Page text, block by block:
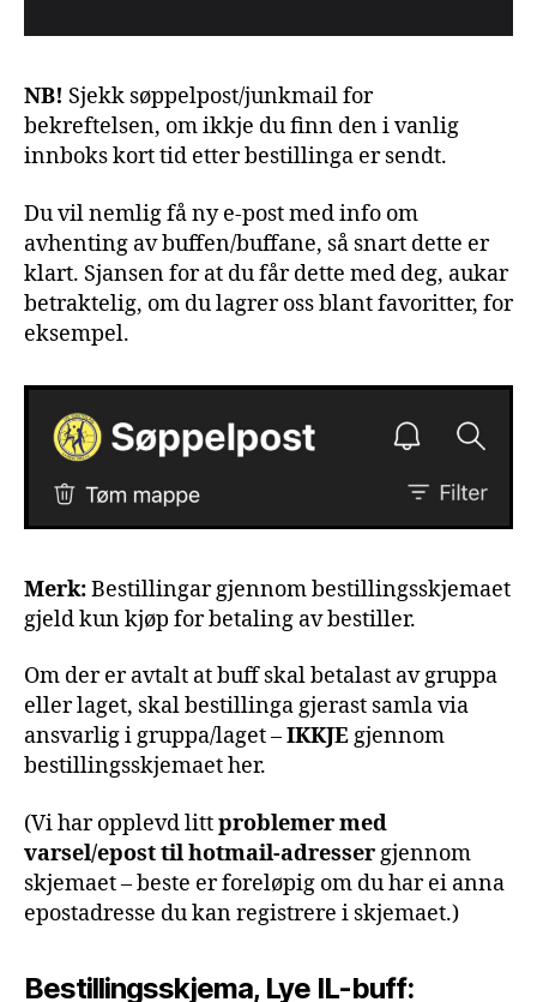
NB! Sjekk søppelpost/junkmail for
bekreftelsen, om ikkje du finn den i vanlig
innboks kort tid etter bestillinga er sendt.
Du vil nemlig få ny e-post med info om
avhenting av buffen/buffane, så snart dette er
klart. Sjansen for at du får dette med deg, aukar
betraktelig, om du lagrer oss blant favoritter, for
eksempel.
Merk:Bestillingar gjennom bestillingsskjemaet
gjeld kun kjøp for betaling av bestiller.
Om der er avtalt at buff skal betalast av gruppa
eller laget, skal bestillinga gjerast samla via
ansvarlig i gruppa/laget –IKKJEgjennom
bestillingsskjemaet her.
(Vi har opplevd littproblemer med
varsel/epost til hotmail-adressergjennom
skjemaet – beste er foreløpig om du har ei anna
epostadresse du kan registrere i skjemaet.)
Bestillingsskjema, Lye IL-buff: